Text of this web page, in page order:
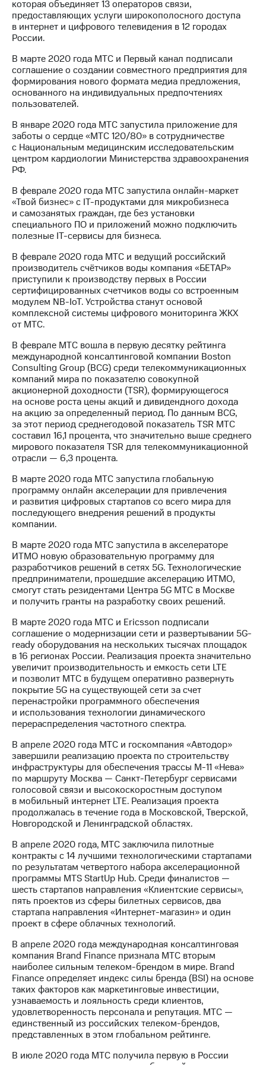
акций
Дивиденды
Рынок
Описание
Еврооблигации-2023
Уведомление
о
погашении
именных
облигаций
Другое
Регистратор
Контакты
развитие
деловая этика
На главную
которая объединяет 13 операторов связи,
предоставляющих услуги широкополосного доступа
в интернет и цифрового телевидения в 12 городах
России.
В марте 2020 года МТС и Первый канал подписали
соглашение о создании совместного предприятия для
формирования нового формата медиа предложения,
основанного на индивидуальных предпочтениях
пользователей.
В январе 2020 года МТС запустила приложение для
заботы о сердце «МТС 120/80» в сотрудничестве
с Национальным медицинским исследовательским
центром кардиологии Министерства здравоохранения
РФ.
В феврале 2020 года МТС запустила онлайн-маркет
«Твой бизнес» с IT-продуктами для микробизнеса
и самозанятых граждан, где без установки
специального ПО и приложений можно подключить
полезные IT-сервисы для бизнеса.
В феврале 2020 года МТС и ведущий российский
производитель счётчиков воды компания «БЕТАР»
приступили к производству первых в России
сертифицированных счетчиков воды со встроенным
модулем NB-IoT. Устройства станут основой
комплексной системы цифрового мониторинга ЖКХ
от МТС.
В феврале МТС вошла в первую десятку рейтинга
международной консалтинговой компании Boston
Consulting Group (BCG) среди телекоммуникационных
компаний мира по показателю совокупной
акционерной доходности (TSR), формирующегося
на основе роста цены акций и дивидендного дохода
на акцию за определенный период. По данным BCG,
за этот период среднегодовой показатель TSR МТС
составил 16,1 процента, что значительно выше среднего
мирового показателя TSR для телекоммуникационной
отрасли — 6,3 процента.
В марте 2020 года МТС запустила глобальную
программу онлайн акселерации для привлечения
и развития цифровых стартапов со всего мира для
последующего внедрения решений в продукты
компании.
В марте 2020 года МТС запустила в акселераторе
ИТМО новую образовательную программу для
разработчиков решений в сетях 5G. Технологические
предприниматели, прошедшие акселерацию ИТМО,
смогут стать резидентами Центра 5G МТС в Москве
и получить гранты на разработку своих решений.
В марте 2020 года МТС и Ericsson подписали
соглашение о модернизации сети и развертывании 5G-
ready оборудования на нескольких тысячах площадок
в 16 регионах России. Реализация проекта значительно
увеличит производительность и емкость сети LTE
и позволит МТС в будущем оперативно развернуть
покрытие 5G на существующей сети за счет
перенастройки программного обеспечения
и использования технологии динамического
перераспределения частотного спектра.
В апреле 2020 года МТС и госкомпания «Автодор»
завершили реализацию проекта по строительству
инфраструктуры для обеспечения трассы М-11 «Нева»
по маршруту Москва — Санкт-Петербург сервисами
голосовой связи и высокоскоростным доступом
в мобильный интернет LTE. Реализация проекта
продолжалась в течение года в Московской, Тверской,
Новгородской и Ленинградской областях.
В апреле 2020 года, МТС заключила пилотные
контракты с 14 лучшими технологическими стартапами
по результатам четвертого набора акселерационной
программы MTS StartUp Hub. Среди финалистов —
шесть стартапов направления «Клиентские сервисы»,
пять проектов из сферы билетных сервисов, два
стартапа направления «Интернет-магазин» и один
проект в сфере облачных технологий.
В апреле 2020 года международная консалтинговая
компания Brand Finance признала МТС вторым
наиболее сильным телеком-брендом в мире. Brand
Finance определяет индекс силы бренда (BSI) на основе
таких факторов как маркетинговые инвестиции,
узнаваемость и лояльность среди клиентов,
удовлетворенность персонала и репутация. МТС —
единственный из российских телеком-брендов,
представленных в этом глобальном рейтинге.
В июле 2020 года МТС получила первую в России